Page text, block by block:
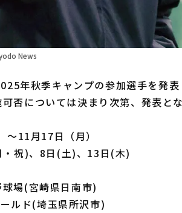
News
年秋季キャンプの参加選手を発表
否については決まり次第、発表と
～11月17日（月）
祝)、8日(土)、13日(木)
場(宮崎県日南市)
ルド(埼玉県所沢市)